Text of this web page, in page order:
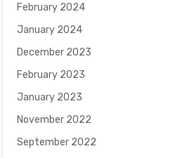
February 2024
January 2024
December 2023
February 2023
January 2023
November 2022
September 2022